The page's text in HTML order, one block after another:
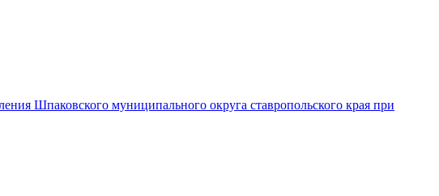
Шпаковского муниципального округа ставропольского края при